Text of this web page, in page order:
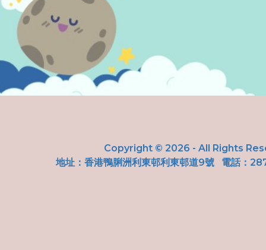
Copyright © 2026 - All Rights
地址： 香港鴨脷洲利東邨利東邨道9號 電話：